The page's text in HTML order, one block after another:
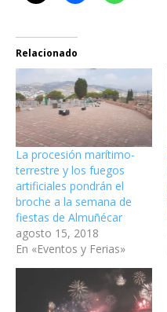
Relacionado
La procesión marítimo-
terrestre y los fuegos
artificiales pondrán el
broche a la semana de
fiestas de Almuñécar
agosto 15, 2018
En «Eventos y Ferias»